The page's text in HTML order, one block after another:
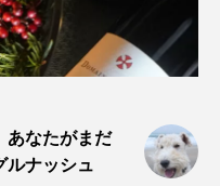
あなたがまだ
ルナッシュ